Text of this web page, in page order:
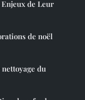
Enjeux de Leur
de noël
du